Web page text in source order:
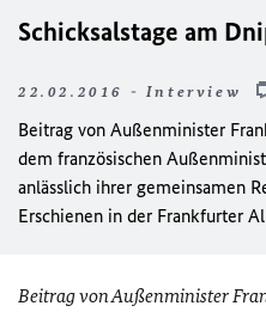
Schicksalstage am
22.02.2016 - Interview
Beitrag von Außenminister
dem französischen
anlässlich ihrer gemeinsamen
Erschienen in der Frankfurter
Beitrag von Außenminister